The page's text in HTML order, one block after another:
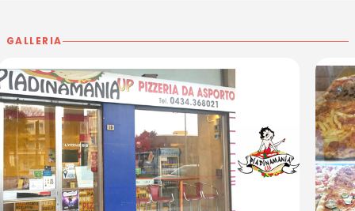
Per ulteriori informazioni sull'offerta o sulle modalità di acquisto
GALLERIA